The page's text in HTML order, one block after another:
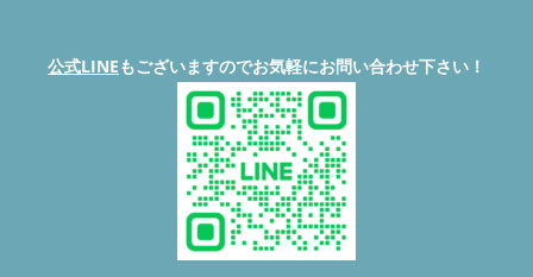
0%, #7A5C45 60%, #B8926A 100%); border-radius: 16px; margin:
24px 0 36px; padding: 40px 28px; color: #fff; position: relative;
overflow: hidden; } .hero::before { content: ''; position: absolute;
top: -40px; right: -40px; width: 200px; height: 200px;
background: rgba(255,255,255,0.05); border-radius: 50%; } .hero-
label { display: inline-block; background: var(--amber); color:
#fff; font-size: 11px; font-weight: 700; letter-spacing: 0.1em;
padding: 4px 12px; border-radius: 20px; margin-bottom: 14px; }
.hero h1 { font-family: 'Noto Serif JP', serif; font-size: 22px; font-
weight: 700; line-height: 1.5; margin-bottom: 16px; } .hero-meta
公式LINEもございますのでお気軽にお問い合わせ下さい！